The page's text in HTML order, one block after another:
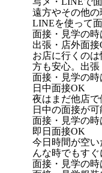
遠方やその他
LINEを使って
面接・見学の
出張・店外面接
お店に行くの
方も安心。出張
面接・見学の
日中面接OK
夜はまだ他店
日中の面接が可
面接・見学の
即日面接OK
今日時間が空
んな時でもすぐ
面接・見学の